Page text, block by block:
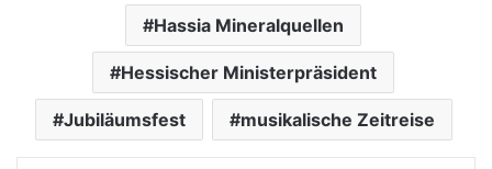
Hassia Mineralquellen
Hessischer Ministerpräsident
Jubiläumsfest musikalische Zeitreise